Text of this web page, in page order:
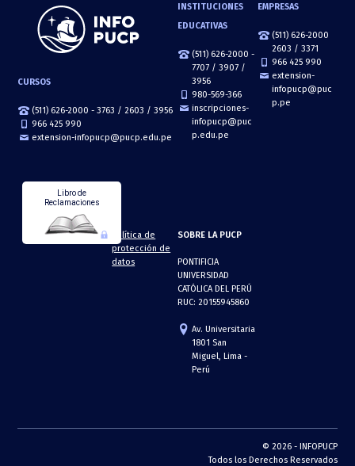
CURSOS
(511) 626-2000 - 3763 / 2603 / 3956
966 425 990
extension-infopucp@pucp.edu.pe
INSTITUCIONES
EDUCATIVAS
(511) 626-2000 -
7707 / 3907 /
3956
980-569-366
inscripciones-
infopucp@puc
p.edu.pe
EMPRESAS
(511) 626-2000
2603 / 3371
966 425 990
extension-
infopucp@puc
p.pe
Libro de
Reclamaciones
Política de
protección de
datos
SOBRE LA PUCP
PONTIFICIA
UNIVERSIDAD
CATÓLICA DEL PERÚ
RUC: 20155945860
Av. Universitaria
1801 San
Miguel, Lima -
Perú
© 2026 - INFOPUCP
Todos los Derechos Reservados